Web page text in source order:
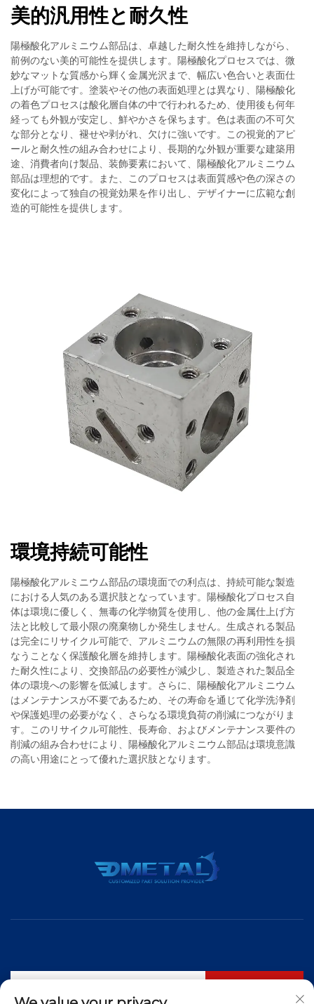
美的汎用性と耐久性
陽極酸化アルミニウム部品は、卓越した耐久性を維持しながら、
前例のない美的可能性を提供します。陽極酸化プロセスでは、微
妙なマットな質感から輝く金属光沢まで、幅広い色合いと表面仕
上げが可能です。塗装やその他の表面処理とは異なり、陽極酸化
の着色プロセスは酸化層自体の中で行われるため、使用後も何年
経っても外観が安定し、鮮やかさを保ちます。色は表面の不可欠
な部分となり、褪せや剥がれ、欠けに強いです。この視覚的アピ
ールと耐久性の組み合わせにより、長期的な外観が重要な建築用
途、消費者向け製品、装飾要素において、陽極酸化アルミニウム
部品は理想的です。また、このプロセスは表面質感や色の深さの
変化によって独自の視覚効果を作り出し、デザイナーに広範な創
造的可能性を提供します。
環境持続可能性
陽極酸化アルミニウム部品の環境面での利点は、持続可能な製造
における人気のある選択肢となっています。陽極酸化プロセス自
体は環境に優しく、無毒の化学物質を使用し、他の金属仕上げ方
法と比較して最小限の廃棄物しか発生しません。生成される製品
は完全にリサイクル可能で、アルミニウムの無限の再利用性を損
なうことなく保護酸化層を維持します。陽極酸化表面の強化され
た耐久性により、交換部品の必要性が減少し、製造された製品全
体の環境への影響を低減します。さらに、陽極酸化アルミニウム
はメンテナンスが不要であるため、その寿命を通じて化学洗浄剤
や保護処理の必要がなく、さらなる環境負荷の削減につながりま
す。このリサイクル可能性、長寿命、およびメンテナンス要件の
削減の組み合わせにより、陽極酸化アルミニウム部品は環境意識
の高い用途にとって優れた選択肢となります。